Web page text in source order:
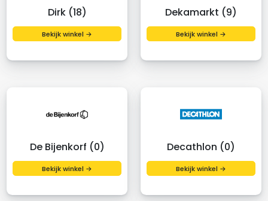
Dirk (18)
Bekijk winkel →
Dekamarkt (9)
Bekijk winkel →
De Bijenkorf (0)
Bekijk winkel →
Decathlon (0)
Bekijk winkel →